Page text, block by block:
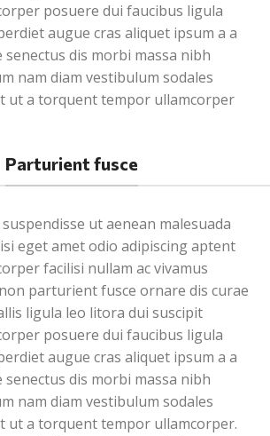
posuere dui faucibus ligula
augue cras aliquet ipsum a a
dis morbi massa nibh
nam diam vestibulum sodales
ut a torquent tempor ullamcorper
Parturient fusce
ut aenean malesuada
eget amet odio adipiscing aptent
facilisi nullam ac vivamus
parturient fusce ornare dis curae
ligula leo litora dui suscipit
posuere dui faucibus ligula
augue cras aliquet ipsum a a
dis morbi massa nibh
nam diam vestibulum sodales
a torquent tempor ullamcorper.